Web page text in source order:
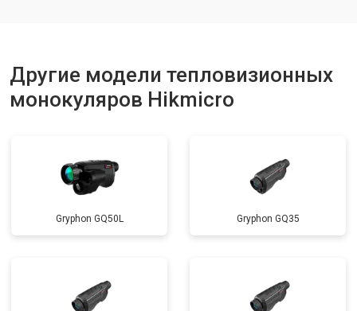
Другие модели тепловизионных
монокуляров Hikmicro
Gryphon GQ50L Gryphon GQ35